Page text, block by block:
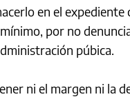
en el expediente
por no
púbica.
ni el margen ni la